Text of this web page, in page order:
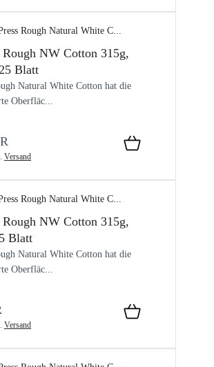
Rough NW Cotton 315g,
Blatt
Natural White Cotton hat die
Oberfläc...
Versand
Rough NW Cotton 315g,
Blatt
Natural White Cotton hat die
Oberfläc...
Versand